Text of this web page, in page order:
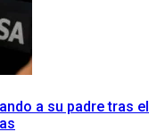
a su padre tras el